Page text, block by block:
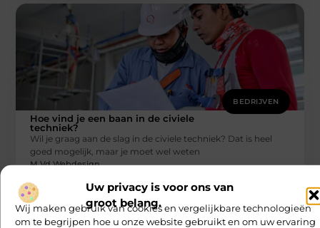
Uw privacy is voor ons van
groot belang.
Wij maken gebruik van cookies en vergelijkbare technologieën
om te begrijpen hoe u onze website gebruikt en om uw ervaring
BEDRIJVEN
Hoe vind je een baan in de civiele
techniek?
Wil je graag aan de slag in de civiele techniek? Dat is heel
goed mogelijk, maar je moet wel weten
M Vd Webdesign